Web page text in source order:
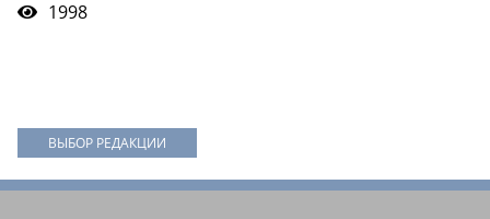
1998
ВЫБОР РЕДАКЦИИ